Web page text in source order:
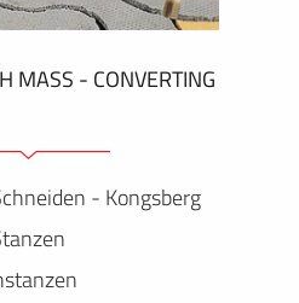
MASS - CONVERTING
- Kongsberg